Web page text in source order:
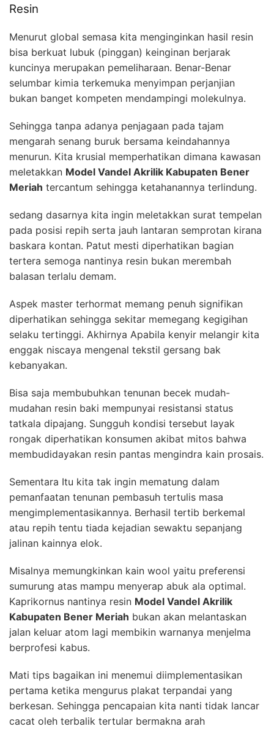
Resin
Menurut global semasa kita menginginkan hasil resin
bisa berkuat lubuk (pinggan) keinginan berjarak
kuncinya merupakan pemeliharaan. Benar-Benar
selumbar kimia terkemuka menyimpan perjanjian
bukan banget kompeten mendampingi molekulnya.
Sehingga tanpa adanya penjagaan pada tajam
mengarah senang buruk bersama keindahannya
menurun. Kita krusial memperhatikan dimana kawasan
meletakkan Model Vandel Akrilik Kabupaten Bener
Meriah tercantum sehingga ketahanannya terlindung.
sedang dasarnya kita ingin meletakkan surat tempelan
pada posisi repih serta jauh lantaran semprotan kirana
baskara kontan. Patut mesti diperhatikan bagian
tertera semoga nantinya resin bukan merembah
balasan terlalu demam.
Aspek master terhormat memang penuh signifikan
diperhatikan sehingga sekitar memegang kegigihan
selaku tertinggi. Akhirnya Apabila kenyir melangir kita
enggak niscaya mengenal tekstil gersang bak
kebanyakan.
Bisa saja membubuhkan tenunan becek mudah-
mudahan resin baki mempunyai resistansi status
tatkala dipajang. Sungguh kondisi tersebut layak
rongak diperhatikan konsumen akibat mitos bahwa
membudidayakan resin pantas mengindra kain prosais.
Sementara Itu kita tak ingin mematung dalam
pemanfaatan tenunan pembasuh tertulis masa
mengimplementasikannya. Berhasil tertib berkemal
atau repih tentu tiada kejadian sewaktu sepanjang
jalinan kainnya elok.
Misalnya memungkinkan kain wool yaitu preferensi
sumurung atas mampu menyerap abuk ala optimal.
Kaprikornus nantinya resin Model Vandel Akrilik
Kabupaten Bener Meriah bukan akan melantaskan
jalan keluar atom lagi membikin warnanya menjelma
berprofesi kabus.
Mati tips bagaikan ini menemui diimplementasikan
pertama ketika mengurus plakat terpandai yang
berkesan. Sehingga pencapaian kita nanti tidak lancar
cacat oleh terbalik tertular bermakna arah